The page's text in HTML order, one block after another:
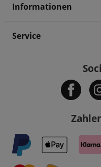
Informationen
Service